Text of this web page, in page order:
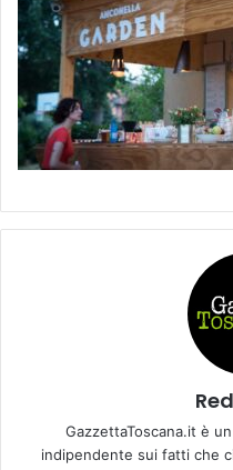
GazzettaToscana.it è
indipendente sui fatti che